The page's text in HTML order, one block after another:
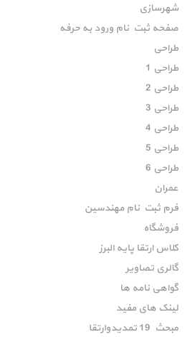
شهرسازی
صفحه ثبت نام ورود به حرفه
طراحی
طراحی 1
طراحی 2
طراحی 3
طراحی 4
طراحی 5
طراحی 6
عمران
فرم ثبت نام مهندسین
فروشگاه
کلاس ارتقا پایه البرز
گالری تصاویر
گواهی نامه ها
لینک های مفید
مبحث 19 تمدیدوارتقا